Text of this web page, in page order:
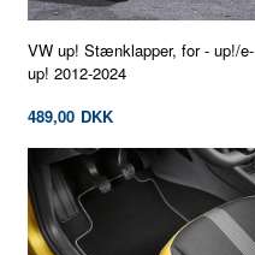
VW up! Stænklapper, for - up!/e-
up! 2012-2024
489,00 DKK